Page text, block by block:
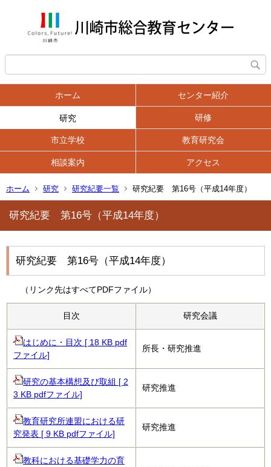
ホーム センター紹介
研究 研修
市立学校 教育研究会
相談案内 アクセス
ホーム 研究 研究紀要一覧 研究紀要 第16号（平成14年度）
研究紀要 第16号（平成14年度）
研究紀要 第16号（平成14年度）
（リンク先はすべてPDFファイル）
目次 研究会議
はじめに・目次 [ 18 KB pdf
ファイル]
所長・研究推進
研究の基本構想及び取組 [ 2
3 KB pdfファイル]
研究推進
教育研究所連盟における研
究発表 [ 9 KB pdfファイル]
研究推進
教科における基礎学力の育